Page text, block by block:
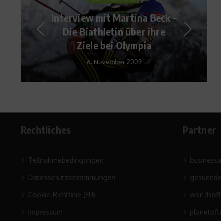
Body & Soul
Die richtige Distanz beim
Flirten
17. März 2009
Rechtliches
Teilnahmebedingungen
Datenschutzbestimmungen
Cookie-Richtlinie (EU)
Impressum
Partner